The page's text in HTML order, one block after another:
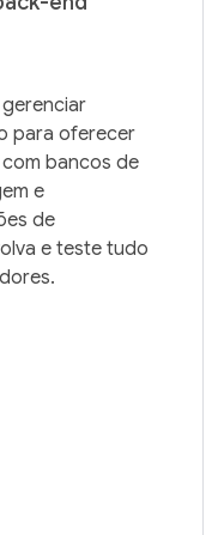
para oferecer
bancos de
e
de
e teste tudo